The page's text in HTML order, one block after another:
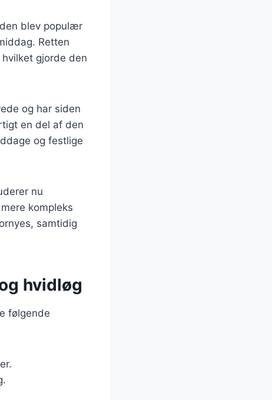
blev populær
Retten
gjorde den
og har siden
en del af den
og festlige
nu
kompleks
samtidig
hvidløg
følgende